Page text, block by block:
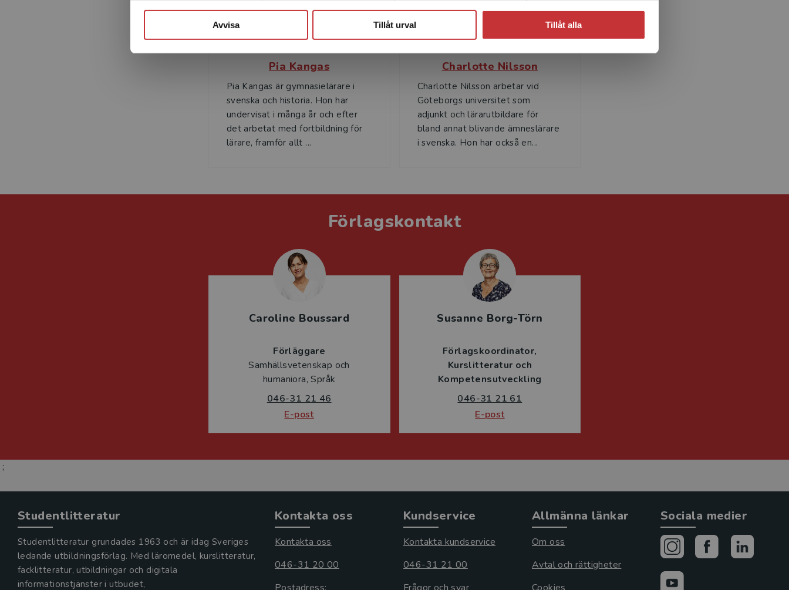
Avvisa Tillåt urval Tillåt alla
Pia Kangas
Pia Kangas är gymnasielärare i
svenska och historia. Hon har
undervisat i många år och efter
det arbetat med fortbildning för
lärare, framför allt ...
Charlotte Nilsson
Charlotte Nilsson arbetar vid
Göteborgs universitet som
adjunkt och lärarutbildare för
bland annat blivande ämneslärare
i svenska. Hon har också en...
Förlagskontakt
Caroline Boussard
Förläggare
Samhällsvetenskap och
humaniora, Språk
046-31 21 46
E-post
Susanne Borg-Törn
Förlagskoordinator
Kurslitteratur och
Kompetensutveckling
046-31 21 61
E-post
;
Studentlitteratur
Studentlitteratur grundades 1963 och är idag Sveriges
ledande utbildningsförlag. Med läromedel, kurslitteratur,
facklitteratur, utbildningar och digitala
informationstjänster i utbudet,
Kontakta oss
Kontakta oss
046-31 20 00
Postadress:
Kundservice
Kontakta kundservice
046-31 21 00
Frågor och svar
Allmänna länkar
Om oss
Avtal och rättigheter
Cookies
Sociala medier